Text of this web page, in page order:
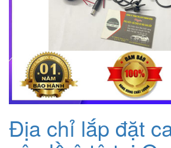
Địa chỉ lắp đặt